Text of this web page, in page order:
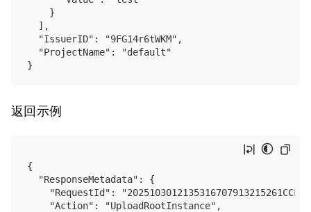
    }
  ],
  "IssuerID": "9FG14r6tWKM",
  "ProjectName": "default"
返回示例
{
  "ResponseMetadata": {
"RequestId":
    "Action": "UploadRootInstance",